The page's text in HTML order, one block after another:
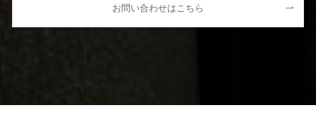
お問い合わせはこちら